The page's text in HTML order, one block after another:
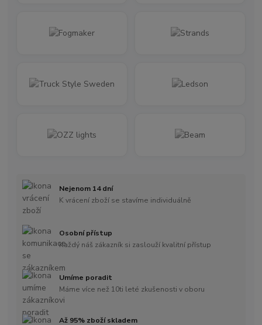
Nejenom 14 dní
K vrácení zboží se stavíme individuálně
Osobní přístup
Každý náš zákazník si zaslouží kvalitní přístup
Umíme poradit
Máme více než 10ti leté zkušenosti v oboru
Až 95% zboží skladem